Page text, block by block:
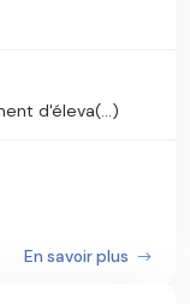
d'éleva(...)
En savoir plus